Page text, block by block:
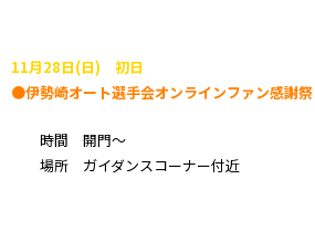
11月28日(日) 初日
●伊勢崎オート選手会オンラインファン感謝
時間 開門～
場所 ガイダンスコーナー付近